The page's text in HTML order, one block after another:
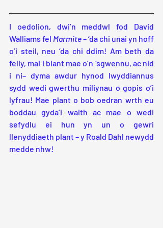
I oedolion, dwi’n meddwl fod David
Walliams fel Marmite – ‘da chi unai yn hoff
o’i steil, neu ‘da chi ddim! Am beth da
felly, mai i blant mae o’n ‘sgwennu, ac nid
i ni– dyma awdur hynod lwyddiannus
sydd wedi gwerthu miliynau o gopis o’i
lyfrau! Mae plant o bob oedran wrth eu
boddau gyda’i waith ac mae o wedi
sefydlu ei hun yn un o gewri
llenyddiaeth plant – y Roald Dahl newydd
medde nhw!